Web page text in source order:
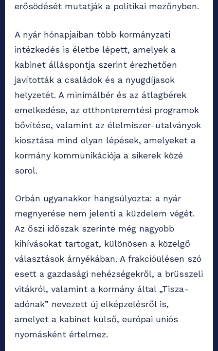
erősödését mutatják a politikai mezőnyben.
A nyár hónapjaiban több kormányzati
intézkedés is életbe lépett, amelyek a
kabinet álláspontja szerint érezhetően
javították a családok és a nyugdíjasok
helyzetét. A minimálbér és az átlagbérek
emelkedése, az otthonteremtési programok
bővítése, valamint az élelmiszer-utalványok
kiosztása mind olyan lépések, amelyeket a
kormány kommunikációja a sikerek közé
sorol.
Orbán ugyanakkor hangsúlyozta: a nyár
megnyerése nem jelenti a küzdelem végét.
Az őszi időszak szerinte még nagyobb
kihívásokat tartogat, különösen a közelgő
választások árnyékában. A frakcióülésen szó
esett a gazdasági nehézségekről, a brüsszeli
vitákról, valamint a kormány által „Tisza-
adónak” nevezett új elképzelésről is,
amelyet a kabinet külső, európai uniós
nyomásként értelmez.